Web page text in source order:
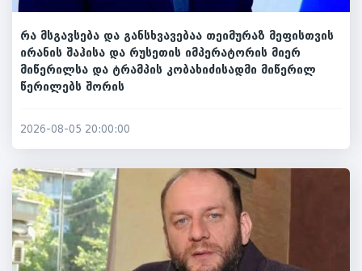
რა მსგავსება და განსხვავებაა თეიმურაზ მეფისთვის
ირანის შაჰისა და რუსეთის იმპერატორის მიერ
მიწერილსა და ტრამპის კობახიძისადმი მიწერილ
წერილებს შორის
2026-08-05 20:00:00